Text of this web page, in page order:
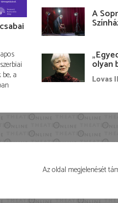
a
A
olyan
hogy
nélkül
Lovas
Az oldal megjelenését